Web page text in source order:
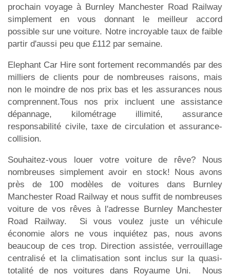
prochain voyage à Burnley Manchester Road Railway
simplement en vous donnant le meilleur accord
possible sur une voiture. Notre incroyable taux de faible
partir d'aussi peu que £112 par semaine.
Elephant Car Hire sont fortement recommandés par des
milliers de clients pour de nombreuses raisons, mais
non le moindre de nos prix bas et les assurances nous
comprennent.Tous nos prix incluent une assistance
dépannage, kilométrage illimité, assurance
responsabilité civile, taxe de circulation et assurance-
collision.
Souhaitez-vous louer votre voiture de rêve? Nous
nombreuses simplement avoir en stock! Nous avons
près de 100 modèles de voitures dans Burnley
Manchester Road Railway et nous suffit de nombreuses
voiture de vos rêves à l'adresse Burnley Manchester
Road Railway. Si vous voulez juste un véhicule
économie alors ne vous inquiétez pas, nous avons
beaucoup de ces trop. Direction assistée, verrouillage
centralisé et la climatisation sont inclus sur la quasi-
totalité de nos voitures dans Royaume Uni. Nous